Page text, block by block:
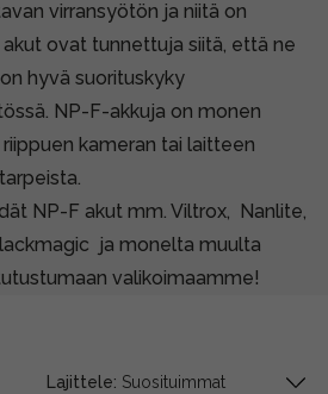
virransyötön ja niitä on
ovat tunnettuja siitä, että ne
hyvä suorituskyky
NP-F-akkuja on monen
kameran tai laitteen
NP-F akut mm. Viltrox, Nanlite,
ja monelta muulta
valikoimaamme!
Lajittele: